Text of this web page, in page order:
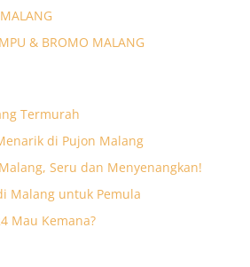
& BROMO MALANG
Termurah
di Pujon Malang
Seru dan Menyenangkan!
Malang untuk Pemula
Mau Kemana?